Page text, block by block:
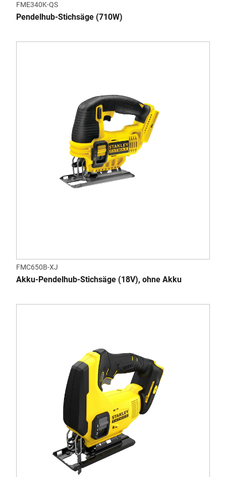
FME340K-QS
Pendelhub-Stichsäge (710W)
FMC650B-XJ
Akku-Pendelhub-Stichsäge (18V), ohne Akku